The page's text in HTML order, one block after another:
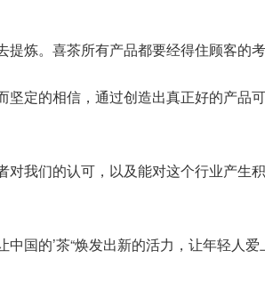
炼。喜茶所有产品都要经得住顾客的考
定的相信，通过创造出真正好的产品
我们的认可，以及能对这个行业产生
国的’茶“焕发出新的活力，让年轻人